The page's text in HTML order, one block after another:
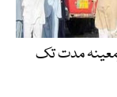
مدت تک